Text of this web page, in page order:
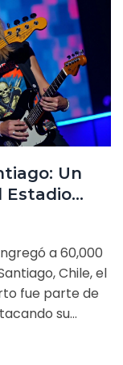
Un
Estadio
para el
a 60,000
Chile, el
fue parte de
su
y